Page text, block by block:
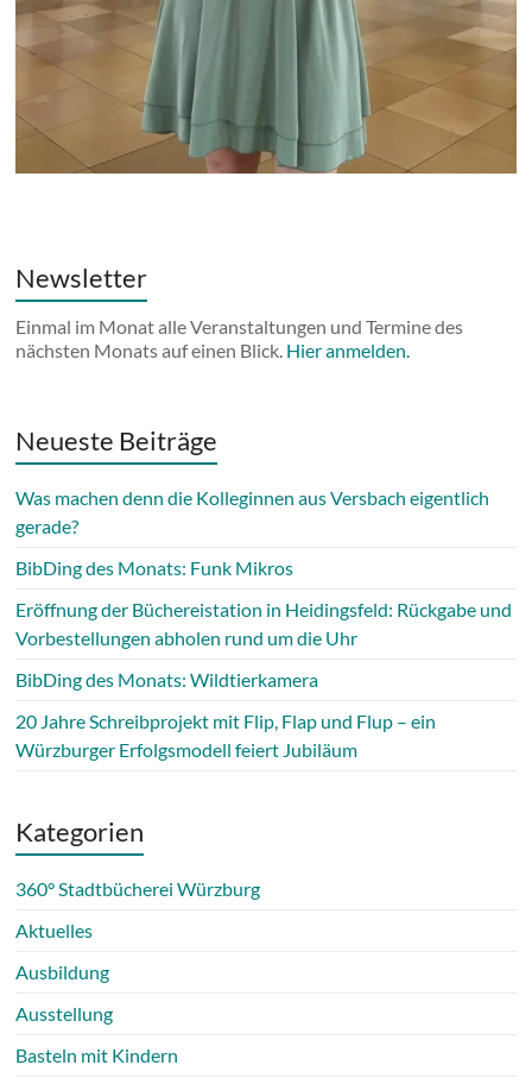
Newsletter
Einmal im Monat alle Veranstaltungen und Termine des
nächsten Monats auf einen Blick. Hier anmelden.
Neueste Beiträge
Was machen denn die Kolleginnen aus Versbach eigentlich
gerade?
BibDing des Monats: Funk Mikros
Eröffnung der Büchereistation in Heidingsfeld: Rückgabe und
Vorbestellungen abholen rund um die Uhr
BibDing des Monats: Wildtierkamera
20 Jahre Schreibprojekt mit Flip, Flap und Flup – ein
Würzburger Erfolgsmodell feiert Jubiläum
Kategorien
360° Stadtbücherei Würzburg
Aktuelles
Ausbildung
Ausstellung
Basteln mit Kindern